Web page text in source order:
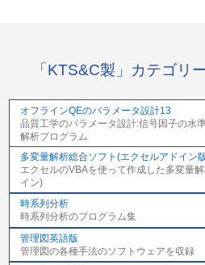
「KTS&C製」カテゴリ
オフラインQEのパラメータ設計13
品質工学のパラメータ設計:信号因子の水
解析プログラム
多変量解析総合ソフト(エクセルアドイン
エクセルのVBAを使って作成した多変量
イン)
時系列分析
時系列分析のプログラム集
管理図英語版
管理図の各種手法のソフトウェアを収録